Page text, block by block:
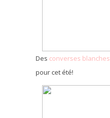
Des converses blanches
pour cet été!